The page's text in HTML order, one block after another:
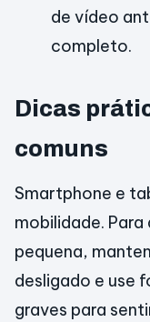
de vídeo
completo.
Dicas
comuns
Smartphone e
mobilidade.
pequena,
desligado e use
graves para